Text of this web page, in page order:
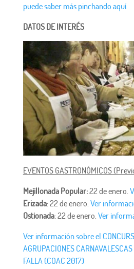
puede saber más pinchando aquí.
DATOS DE INTERÉS
EVENTOS GASTRONÓMICOS
Mejillonada Popular:22 de enero.
Erizada: 22 de enero. Ver
Ostionada: 22 de enero. Ver
Ver información sobre el
AGRUPACIONES
FALLA (COAC 2017)